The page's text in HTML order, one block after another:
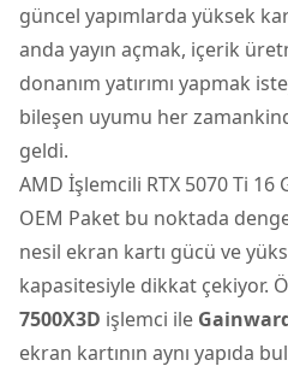
güncel yapımlarda yüksek
anda yayın açmak, içerik
donanım yatırımı yapmak
bileşen uyumu her
geldi.
AMD İşlemcili RTX 5070 Ti 16
OEM Paket bu noktada
nesil ekran kartı gücü ve
kapasitesiyle dikkat çekiyor.
7500X3D işlemci ile
ekran kartının aynı yapıda